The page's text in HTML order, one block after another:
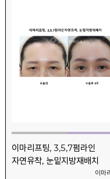
이마리프팅, 3,5,7펌라인
자연유착, 눈밑지방재배치
이마